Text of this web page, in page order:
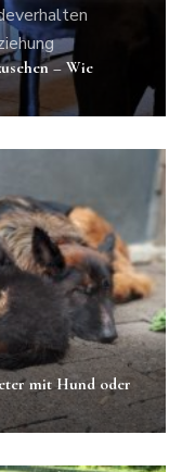
– Wie
mit Hund oder